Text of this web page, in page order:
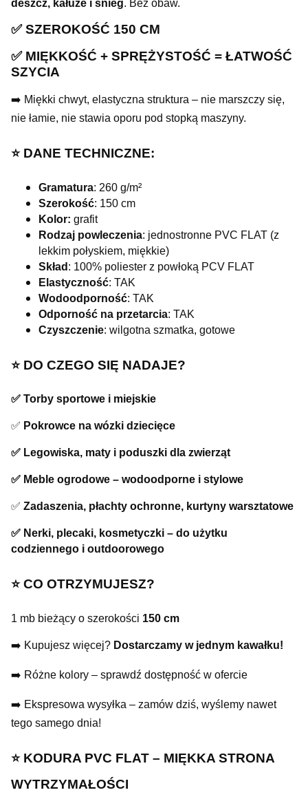
deszcz, kałuże i śnieg. Bez obaw.
✅ SZEROKOŚĆ 150 CM
✅ MIĘKKOŚĆ + SPRĘŻYSTOŚĆ = ŁATWOŚĆ
SZYCIA
➡️ Miękki chwyt, elastyczna struktura – nie marszczy się,
nie łamie, nie stawia oporu pod stopką maszyny.
⭐️ DANE TECHNICZNE:
Gramatura: 260 g/m²
Szerokość: 150 cm
Kolor: grafit
Rodzaj powleczenia: jednostronne PVC FLAT (z
lekkim połyskiem, miękkie)
Skład : 100% poliester z powłoką PCV FLAT
Elastyczność: TAK
Wodoodporność: TAK
Odporność na przetarcia: TAK
Czyszczenie: wilgotna szmatka, gotowe
⭐️ DO CZEGO SIĘ NADAJE?
✅ Torby sportowe i miejskie
✅ Pokrowce na wózki dziecięce
✅ Legowiska, maty i poduszki dla zwierząt
✅ Meble ogrodowe – wodoodporne i stylowe
✅ Zadaszenia, płachty ochronne, kurtyny warsztatowe
✅ Nerki, plecaki, kosmetyczki – do użytku
codziennego i outdoorowego
⭐️ CO OTRZYMUJESZ?
1 mb bieżący o szerokości 150 cm
➡️ Kupujesz więcej? Dostarczamy w jednym kawałku!
➡️ Różne kolory – sprawdź dostępność w ofercie
➡️ Ekspresowa wysyłka – zamów dziś, wyślemy nawet
tego samego dnia!
⭐️ KODURA PVC FLAT – MIĘKKA STRONA
WYTRZYMAŁOŚCI